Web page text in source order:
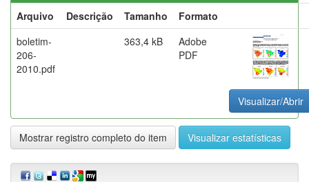
Arquivo
Descrição Tamanho
Formato
boletim-
206-
2010.pdf
363,4 kB
Adobe
PDF
Visualizar/Abrir
Mostrar registro completo do item Visualizar estatísticas